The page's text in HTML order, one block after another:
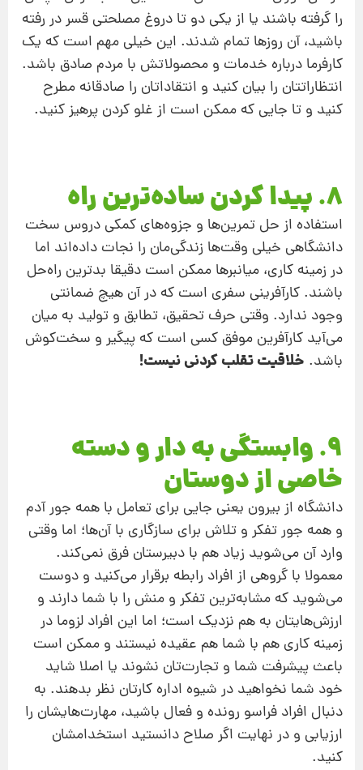
را گرفته باشند یا از یکی دو تا دروغ مصلحتی قسر در رفته
باشید، آن روزها تمام شدند. این خیلی مهم است که یک
کارفرما درباره خدمات و محصولاتش با مردم صادق باشد.
انتظاراتتان را بیان کنید و انتقاداتان را صادقانه مطرح
کنید و تا جایی که ممکن است از غلو کردن پرهیز کنید.
8. پیدا کردن ساده‌ترین راه
استفاده از حل تمرین‌ها و جزوه‌های کمکی دروس سخت
دانشگاهی خیلی وقت‌ها زندگی‌مان را نجات داده‌اند اما
در زمینه کاری، میانبرها ممکن است دقیقا بدترین راه‌حل
باشند. کارآفرینی سفری است که در آن هیچ ضمانتی
وجود ندارد. وقتی حرف تحقیق، تطابق و تولید به میان
می‌آید کارآفرین موفق کسی است که پیگیر و سخت‌کوش
باشد. خلاقیت تقلب کردنی نیست!
9. وابستگی به دار و دسته
خاصی از دوستان
دانشگاه از بیرون یعنی جایی برای تعامل با همه جور آدم
و همه جور تفکر و تلاش برای سازگاری با آن‌ها؛ اما وقتی
وارد آن می‌شوید زیاد هم با دبیرستان فرق نمی‌کند.
معمولا با گروهی از افراد رابطه برقرار می‌کنید و دوست
می‌شوید که مشابه‌ترین تفکر و منش را با شما دارند و
ارزش‌هایتان به هم نزدیک است؛ اما این افراد لزوما در
زمینه کاری هم با شما هم عقیده نیستند و ممکن است
باعث پیشرفت شما و تجارت‌تان نشوند یا اصلا شاید
خود شما نخواهید در شیوه اداره کارتان نظر بدهند. به
دنبال افراد فراسو رونده و فعال باشید، مهارت‌هایشان را
ارزیابی و در نهایت اگر صلاح دانستید استخدامشان
کنید.